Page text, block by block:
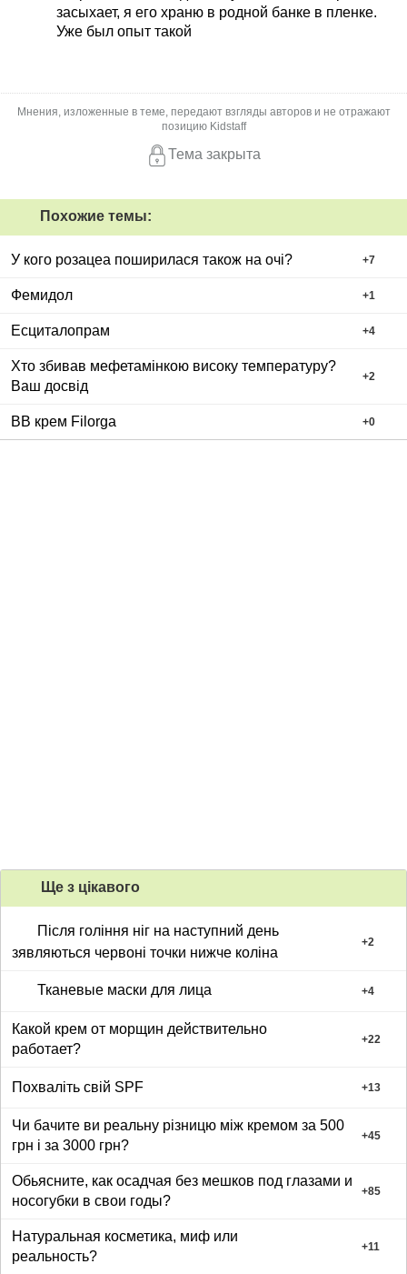
засыхает, я его храню в родной банке в пленке.
Уже был опыт такой
Мнения, изложенные в теме, передают взгляды авторов и не отражают
позицию Kidstaff
Тема закрыта
Похожие темы:
У кого розацеа поширилася також на очі? +7
Фемидол +1
Есциталопрам +4
Хто збивав мефетамінкою високу температуру?
Ваш досвід
+2
ВВ крем Filorga +0
Ще з цiкавого
Після гоління ніг на наступний день
зявляються червоні точки нижче коліна
+2
Тканевые маски для лица +4
Какой крем от морщин действительно
работает?
+22
Похваліть свій SPF +13
Чи бачите ви реальну різницю між кремом за 500
грн і за 3000 грн?
+45
Обьясните, как осадчая без мешков под глазами и
носогубки в свои годы?
+85
Натуральная косметика, миф или
реальность?
+11